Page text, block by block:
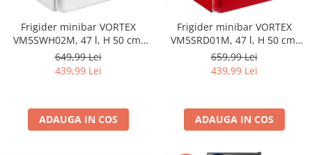
Frigider minibar VORTEX
VM5SWH02M, 47 l, H 50 cm,
Clasa E, alb
649,99 Lei
439,99 Lei
ADAUGA IN COS
Frigider minibar VORTEX
VM5SRD01M, 47 l, H 50 cm,
Clasa E, rosu
659,99 Lei
439,99 Lei
ADAUGA IN COS